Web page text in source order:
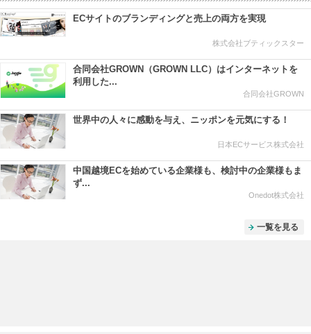
ECサイトのブランディングと売上の両方を実現
株式会社ブティックスター
合同会社GROWN（GROWN LLC）はインターネットを
利用した...
合同会社GROWN
世界中の人々に感動を与え、ニッポンを元気にする！
日本ECサービス株式会社
中国越境ECを始めている企業様も、検討中の企業様もま
ず...
Onedot株式会社
一覧を見る